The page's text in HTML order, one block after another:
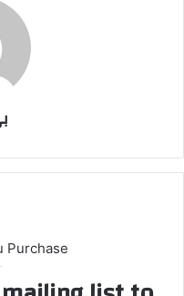
Purchase